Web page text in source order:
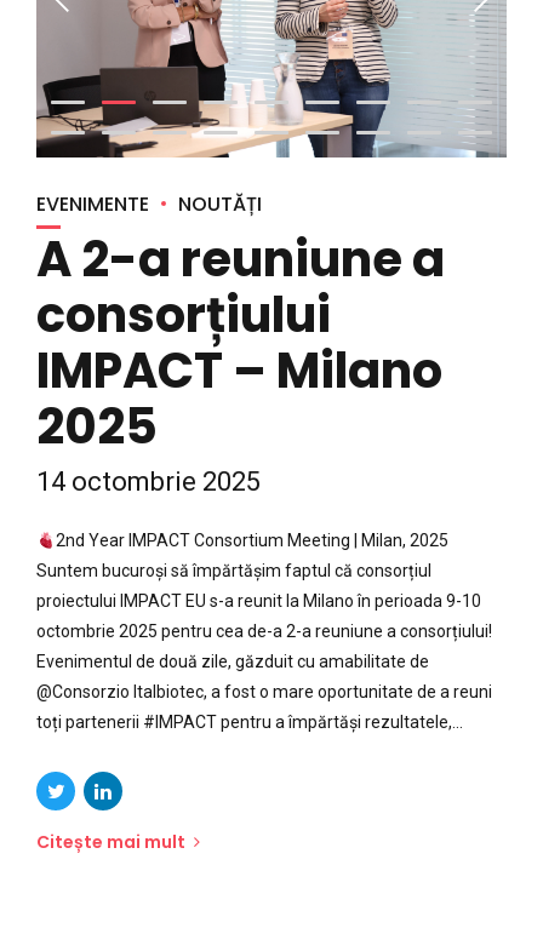
EVENIMENTE NOUTĂȚI
A 2-a reuniune a
consorțiului
IMPACT – Milano
2025
14 octombrie 2025
2nd Year IMPACT Consortium Meeting | Milan, 2025
Suntem bucuroși să împărtășim faptul că consorțiul
proiectului IMPACT EU s-a reunit la Milano în perioada 9-10
octombrie 2025 pentru cea de-a 2-a reuniune a consorțiului!
Evenimentul de două zile, găzduit cu amabilitate de
@Consorzio Italbiotec, a fost o mare oportunitate de a reuni
toți partenerii #IMPACT pentru a împărtăși rezultatele,...
Citește mai mult